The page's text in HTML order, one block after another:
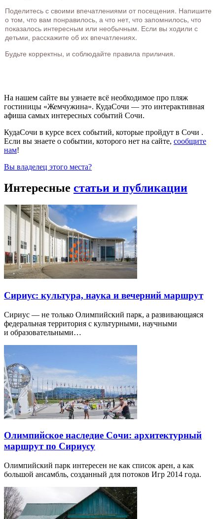
Поделитесь с своими впечатлениями от посещения. Напишите
о том, что вам понравилось, а что нет, что запомнилось, что
показалось интересным или необычным. Если вы ходили с
детьми, расскажите об их впечатлениях.
Будьте корректны, и соблюдайте правила приличия.
На нашем сайте вы узнаете всё необходимое про пляж
гостиницы «Жемчужина». КудаСочи — это интерактивная
афиша самых интересных событий Сочи.
КудаСочи в курсе всех событий, которые пройдут в Сочи .
Если вы знаете о событии, которого нет на сайте, сообщите
нам!
Вы владелец этого места?
Интересные статьи и публикации
Сириус: культура, наука и вечерний маршрут
Сириус — не только Олимпийский парк, а развивающаяся
федеральная территория с культурными, научными
и образовательными…
Олимпийское наследие Сочи: архитектурный
маршрут по Сириусу
Олимпийский парк интересен не как список арен, а как
большой ансамбль, созданный для потоков Игр 2014 года.